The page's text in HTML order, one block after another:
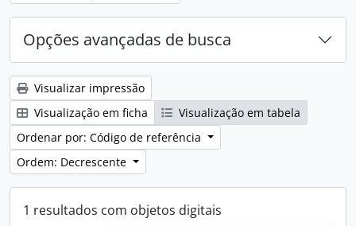
Opções avançadas de busca
Visualizar impressão
Visualização em ficha
Visualização em tabela
Ordenar por: Código de referência
Ordem: Decrescente
1 resultados com objetos digitais